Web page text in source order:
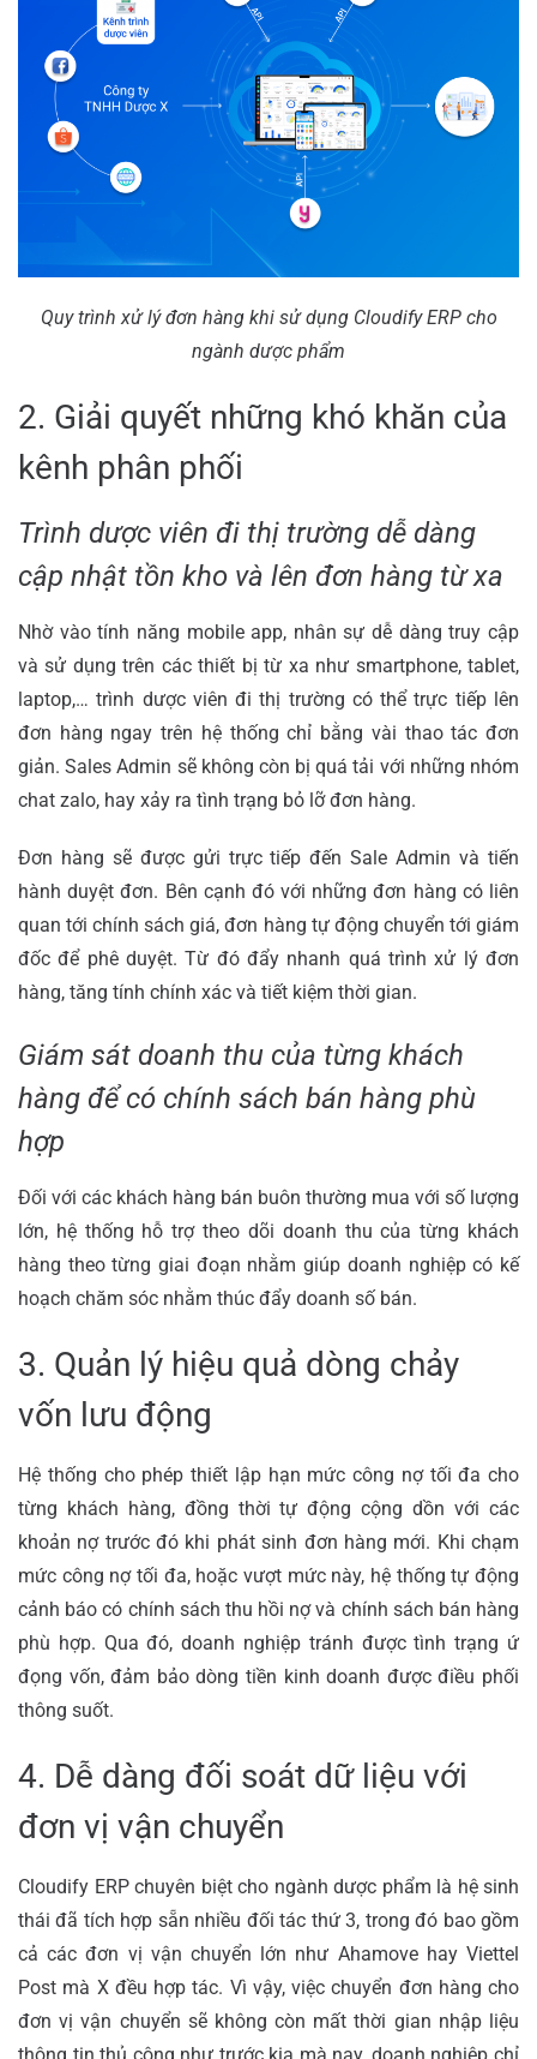
Quy trình xử lý đơn hàng khi sử dụng Cloudify ERP cho
ngành dược phẩm
2. Giải quyết những khó khăn của
kênh phân phối
Trình dược viên đi thị trường dễ dàng
cập nhật tồn kho và lên đơn hàng từ xa
Nhờ vào tính năng mobile app, nhân sự dễ dàng truy cập
và sử dụng trên các thiết bị từ xa như smartphone, tablet,
laptop,… trình dược viên đi thị trường có thể trực tiếp lên
đơn hàng ngay trên hệ thống chỉ bằng vài thao tác đơn
giản. Sales Admin sẽ không còn bị quá tải với những nhóm
chat zalo, hay xảy ra tình trạng bỏ lỡ đơn hàng.
Đơn hàng sẽ được gửi trực tiếp đến Sale Admin và tiến
hành duyệt đơn. Bên cạnh đó với những đơn hàng có liên
quan tới chính sách giá, đơn hàng tự động chuyển tới giám
đốc để phê duyệt. Từ đó đẩy nhanh quá trình xử lý đơn
hàng, tăng tính chính xác và tiết kiệm thời gian.
Giám sát doanh thu của từng khách
hàng để có chính sách bán hàng phù
hợp
Đối với các khách hàng bán buôn thường mua với số lượng
lớn, hệ thống hỗ trợ theo dõi doanh thu của từng khách
hàng theo từng giai đoạn nhằm giúp doanh nghiệp có kế
hoạch chăm sóc nhằm thúc đẩy doanh số bán.
3. Quản lý hiệu quả dòng chảy
vốn lưu động
Hệ thống cho phép thiết lập hạn mức công nợ tối đa cho
từng khách hàng, đồng thời tự động cộng dồn với các
khoản nợ trước đó khi phát sinh đơn hàng mới. Khi chạm
mức công nợ tối đa, hoặc vượt mức này, hệ thống tự động
cảnh báo có chính sách thu hồi nợ và chính sách bán hàng
phù hợp. Qua đó, doanh nghiệp tránh được tình trạng ứ
đọng vốn, đảm bảo dòng tiền kinh doanh được điều phối
thông suốt.
4. Dễ dàng đối soát dữ liệu với
đơn vị vận chuyển
Cloudify ERP chuyên biệt cho ngành dược phẩm là hệ sinh
thái đã tích hợp sẵn nhiều đối tác thứ 3, trong đó bao gồm
cả các đơn vị vận chuyển lớn như Ahamove hay Viettel
Post mà X đều hợp tác. Vì vậy, việc chuyển đơn hàng cho
đơn vị vận chuyển sẽ không còn mất thời gian nhập liệu